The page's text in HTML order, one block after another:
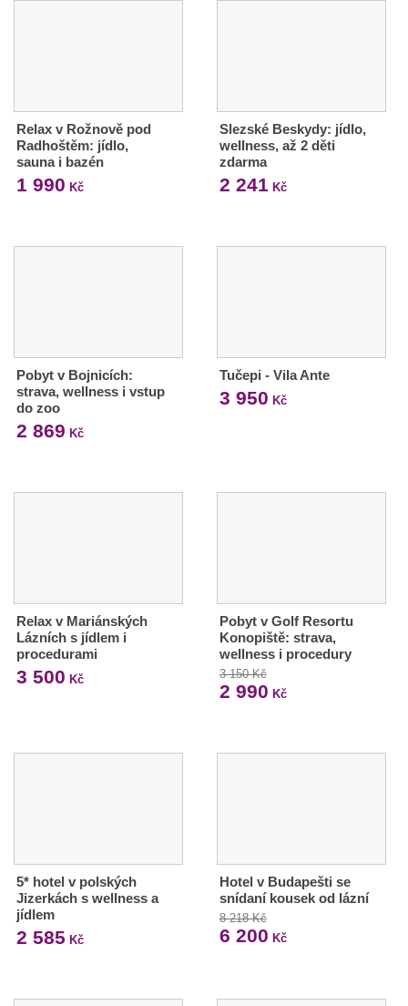
Relax v Rožnově pod
Radhoštěm: jídlo,
sauna i bazén
1 990 Kč
Slezské Beskydy: jídlo,
wellness, až 2 děti
zdarma
2 241 Kč
Pobyt v Bojnicích:
strava, wellness i vstup
do zoo
2 869 Kč
Tučepi - Vila Ante
3 950 Kč
Relax v Mariánských
Lázních s jídlem i
procedurami
3 500 Kč
Pobyt v Golf Resortu
Konopiště: strava,
wellness i procedury
3 150 Kč
2 990 Kč
5* hotel v polských
Jizerkách s wellness a
jídlem
2 585 Kč
Hotel v Budapešti se
snídaní kousek od lázní
8 218 Kč
6 200 Kč